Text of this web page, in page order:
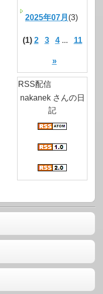
2025年07月 (3)
(1) 2 3 4... 11
»
RSS配信
nakanek さんの日
記